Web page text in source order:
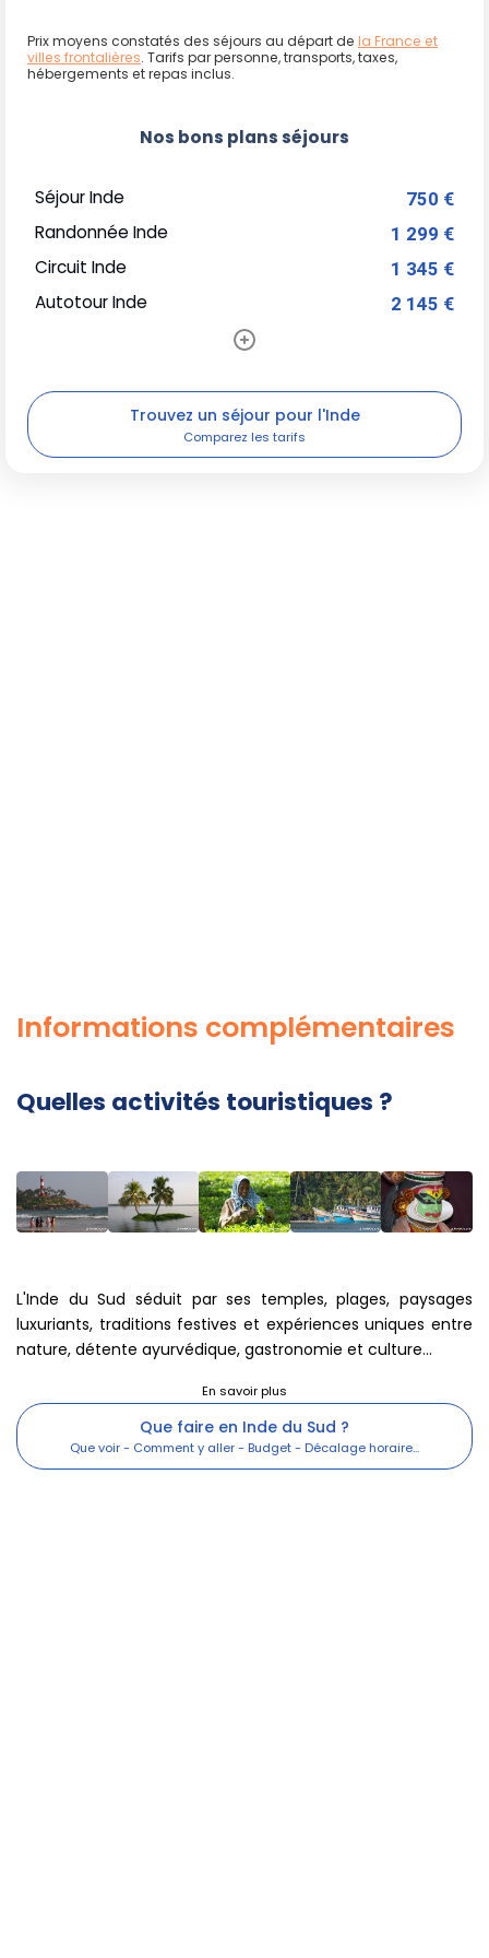
Prix moyens constatés des séjours au départ de la France et
villes frontalières. Tarifs par personne, transports, taxes,
hébergements et repas inclus.
Nos bons plans séjours
Séjour Inde 750 €
Randonnée Inde 1 299 €
Circuit Inde 1 345 €
Autotour Inde 2 145 €
Trouvez un séjour pour l'Inde
Informations complémentaires
Quelles activités touristiques ?
L'Inde du Sud séduit par ses temples, plages, paysages
luxuriants, traditions festives et expériences uniques entre
nature, détente ayurvédique, gastronomie et culture...
Que faire en Inde du Sud ?